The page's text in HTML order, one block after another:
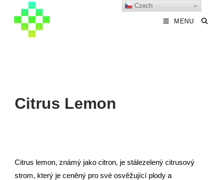
MENU
Citrus Lemon
Citrus lemon, známý jako citron, je stálezelený citrusový
strom, který je ceněný pro své osvěžující plody a
Czech